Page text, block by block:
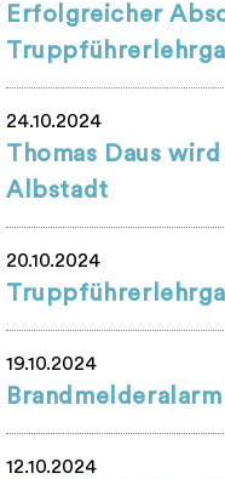
Erfolgreicher
24.10.2024
Thomas Daus
Albstadt
20.10.2024
19.10.2024
12.10.2024